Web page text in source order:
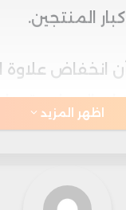
المنتجين.
انخفاض علاوة
السياسية
الماضية،
مع استمرار
اظهر المزيد